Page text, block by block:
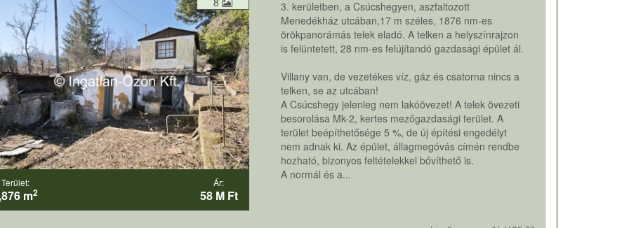
Terület:
m2
Ár:
58 M Ft
3. kerületben, a Csúcshegyen, aszfaltozott
Menedékház utcában,17 m széles, 1876 nm-es
örökpanorámás telek eladó. A telken a helyszínrajzon
is felüntetett, 28 nm-es felújítandó gazdasági épület ál.
Villany van, de vezetékes víz, gáz és csatorna nincs a
telken, se az utcában!
A Csúcshegy jelenleg nem lakóövezet! A telek övezeti
besorolása Mk-2, kertes mezőgazdasági terület. A
terület beépíthetősége 5 %, de új építési engedélyt
nem adnak ki. Az épület, állagmegóvás címén rendbe
hozható, bizonyos feltételekkel bővíthető is.
A normál és a...